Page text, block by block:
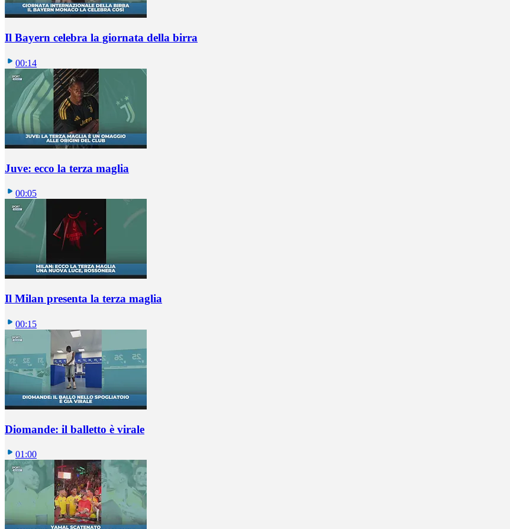
Il Bayern celebra la giornata della birra
00:14
Juve: ecco la terza maglia
00:05
Il Milan presenta la terza maglia
00:15
Diomande: il balletto è virale
01:00